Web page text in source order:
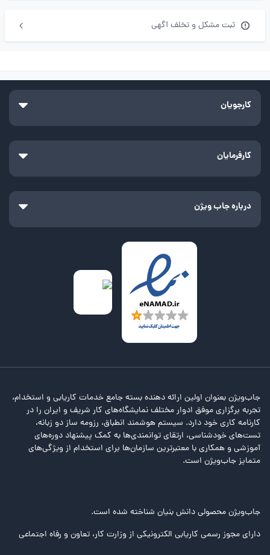
ثبت مشکل و تخلف آگهی
کارجویان
کارفرمایان
درباره جاب ویژن
جاب‌ویژن بعنوان اولین ارائه دهنده بسته جامع خدمات کاریابی و استخدام،
تجربه برگزاری موفق ادوار مختلف نمایشگاه‌های کار شریف و ایران را در
کارنامه کاری خود دارد. سیستم هوشمند انطباق، رزومه ساز دو زبانه،
تست‌های خودشناسی، ارتقای توانمندی‌ها به کمک پیشنهاد دوره‌های
آموزشی و همکاری با معتبرترین سازمان‌ها برای استخدام از ویژگی‌های
متمایز جاب‌ویژن است.
جاب‌ویژن محصولی دانش بنیان شناخته شده است.
دارای مجوز رسمی کاریابی الکترونیکی از وزارت کار، تعاون و رفاه اجتماعی